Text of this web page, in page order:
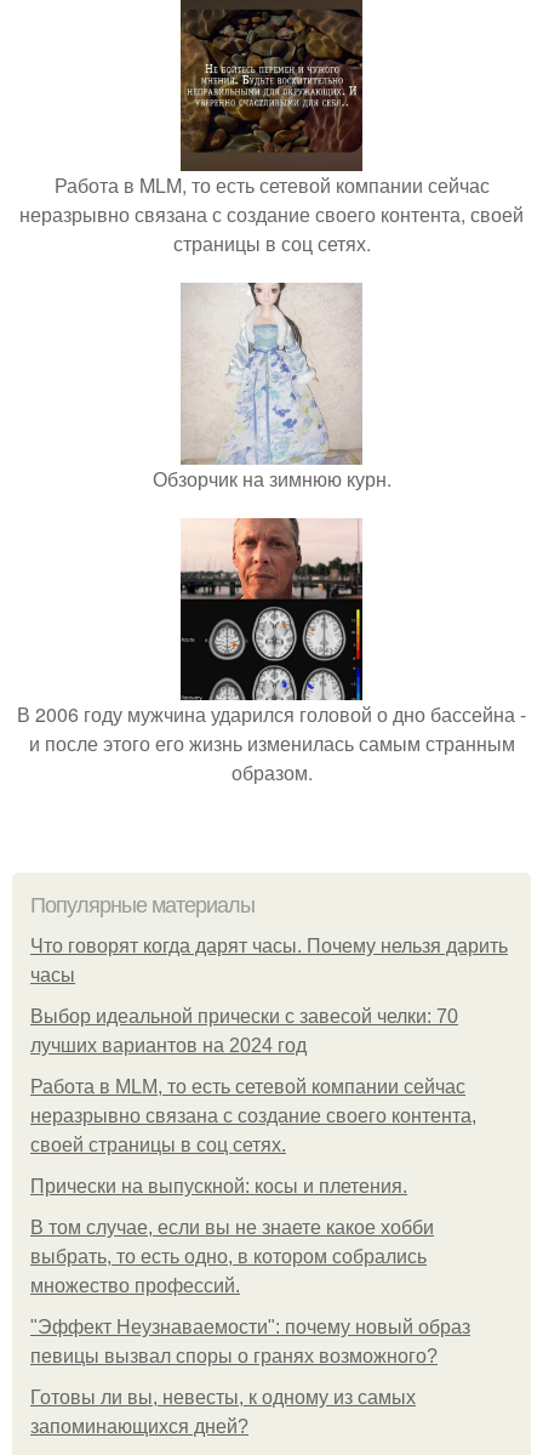
Работа в MLM, то есть сетевой компании сейчас
неразрывно связана с создание своего контента, своей
страницы в соц сетях.
Обзорчик на зимнюю курн.
В 2006 году мужчина ударился головой о дно бассейна -
и после этого его жизнь изменилась самым странным
образом.
Популярные материалы
Что говорят когда дарят часы. Почему нельзя дарить
часы
Выбор идеальной прически с завесой челки: 70
лучших вариантов на 2024 год
Работа в MLM, то есть сетевой компании сейчас
неразрывно связана с создание своего контента,
своей страницы в соц сетях.
Прически на выпускной: косы и плетения.
В том случае, если вы не знаете какое хобби
выбрать, то есть одно, в котором собрались
множество профессий.
"Эффект Неузнаваемости": почему новый образ
певицы вызвал споры о гранях возможного?
Готовы ли вы, невесты, к одному из самых
запоминающихся дней?